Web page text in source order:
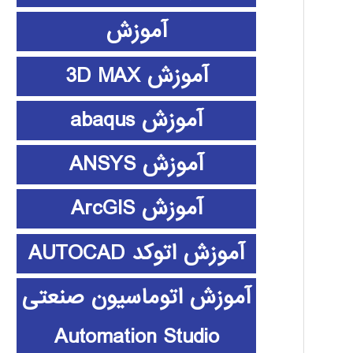
آموزش
آموزش 3D MAX
آموزش abaqus
آموزش ANSYS
آموزش ArcGIS
آموزش اتوکد AUTOCAD
آموزش اتوماسیون صنعتی
Automation Studio